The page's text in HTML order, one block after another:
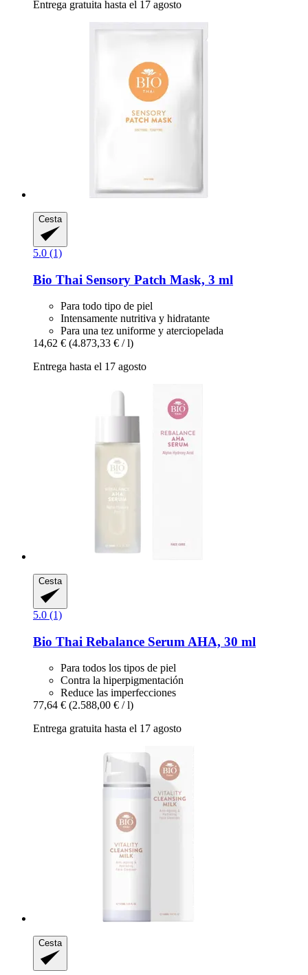
Entrega gratuita hasta el 17 agosto
Cesta
5.0 (1)
Bio Thai Sensory Patch Mask, 3 ml
Para todo tipo de piel
Intensamente nutritiva y hidratante
Para una tez uniforme y aterciopelada
14,62 € (4.873,33 € / l)
Entrega hasta el 17 agosto
Cesta
5.0 (1)
Bio Thai Rebalance Serum AHA, 30 ml
Para todos los tipos de piel
Contra la hiperpigmentación
Reduce las imperfecciones
77,64 € (2.588,00 € / l)
Entrega gratuita hasta el 17 agosto
Cesta